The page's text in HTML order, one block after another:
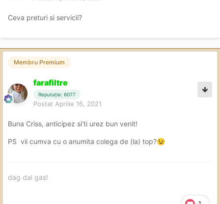
Ceva preturi si servicii?
Membru Premium
farafiltre
Reputație: 6077
Postat Aprilie 16, 2021
Buna Criss, anticipez si'ti urez bun venit!
PS vii cumva cu o anumita colega de (la) top?😉
dag dal gas!